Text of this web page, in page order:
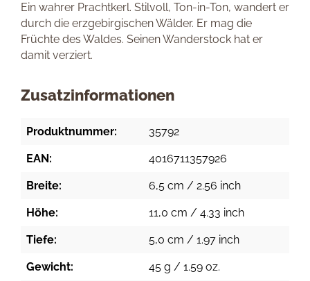
Ein wahrer Prachtkerl. Stilvoll, Ton-in-Ton, wandert er
durch die erzgebirgischen Wälder. Er mag die
Früchte des Waldes. Seinen Wanderstock hat er
damit verziert.
Zusatzinformationen
Produktnummer: 35792
EAN: 4016711357926
Breite: 6,5 cm / 2.56 inch
Höhe: 11,0 cm / 4.33 inch
Tiefe: 5,0 cm / 1.97 inch
Gewicht: 45 g / 1.59 oz.